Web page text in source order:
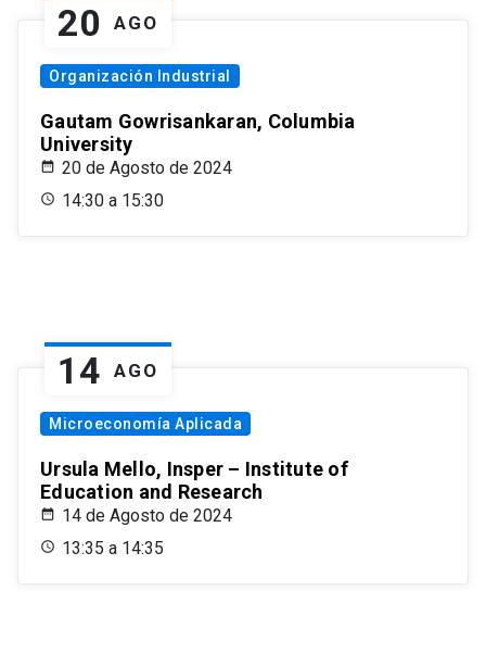
20 AGO
Organización Industrial
Gautam Gowrisankaran, Columbia
University
20 de Agosto de 2024
14:30 a 15:30
14 AGO
Microeconomía Aplicada
Ursula Mello, Insper – Institute of
Education and Research
14 de Agosto de 2024
13:35 a 14:35